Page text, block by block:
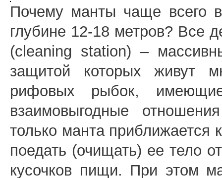
Почему манты чаще всего
глубине 12-18 метров? Все
(cleaning station) –
защитой которых живут
рифовых рыбок,
взаимовыгодные
только манта
поедать (очищать) ее тело
кусочков пищи. При этом